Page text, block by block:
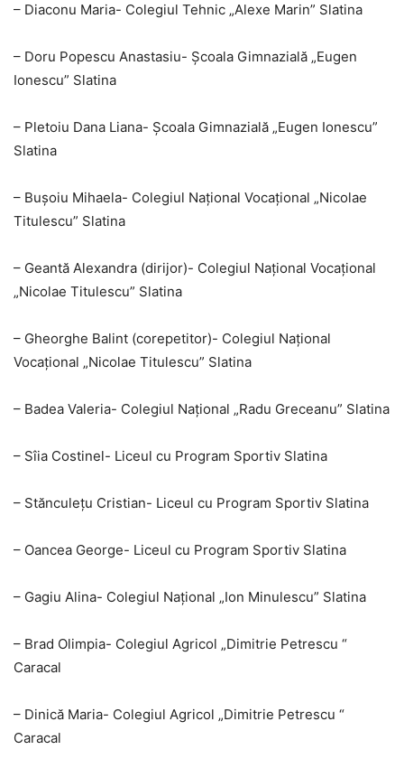
– Diaconu Maria- Colegiul Tehnic „Alexe Marin” Slatina
– Doru Popescu Anastasiu- Școala Gimnazială „Eugen
Ionescu” Slatina
– Pletoiu Dana Liana- Școala Gimnazială „Eugen Ionescu”
Slatina
– Bușoiu Mihaela- Colegiul Național Vocațional „Nicolae
Titulescu” Slatina
– Geantă Alexandra (dirijor)- Colegiul Național Vocațional
„Nicolae Titulescu” Slatina
– Gheorghe Balint (corepetitor)- Colegiul Național
Vocațional „Nicolae Titulescu” Slatina
– Badea Valeria- Colegiul Național „Radu Greceanu” Slatina
– Sîia Costinel- Liceul cu Program Sportiv Slatina
– Stănculețu Cristian- Liceul cu Program Sportiv Slatina
– Oancea George- Liceul cu Program Sportiv Slatina
– Gagiu Alina- Colegiul Național „Ion Minulescu” Slatina
– Brad Olimpia- Colegiul Agricol „Dimitrie Petrescu “
Caracal
– Dinică Maria- Colegiul Agricol „Dimitrie Petrescu “
Caracal